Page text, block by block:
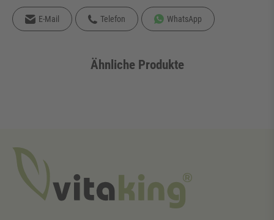
E-Mail Telefon WhatsApp
Ähnliche Produkte